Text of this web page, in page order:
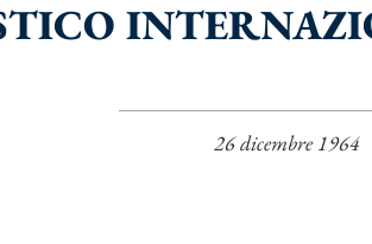
26 dicembre 1964